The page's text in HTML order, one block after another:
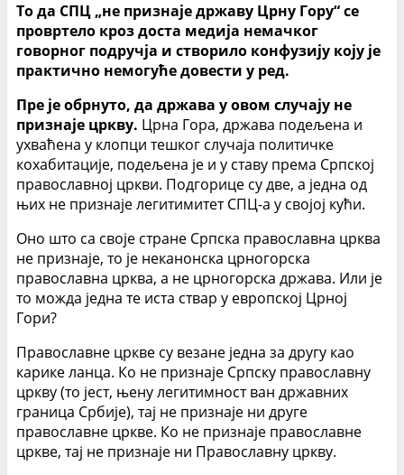
То да СПЦ „не признаје државу Црну Гору“ се
провртело кроз доста медија немачког
говорног подручја и створило конфузију коју је
практично немогуће довести у ред.
Пре је обрнуто, да држава у овом случају не
признаје цркву. Црна Гора, држава подељена и
ухваћена у клопци тешког случаја политичке
кохабитације, подељена је и у ставу према Српској
православној цркви. Подгорице су две, а једна од
њих не признаје легитимитет СПЦ-а у својој кући.
Оно што са своје стране Српска православна црква
не признаје, то је неканонска црногорска
православна црква, а не црногорска држава. Или је
то можда једна те иста ствар у европској Црној
Гори?
Православне цркве су везане једна за другу као
карике ланца. Ко не признаје Српску православну
цркву (то јест, њену легитимност ван државних
граница Србије), тај не признаје ни друге
православне цркве. Ко не признаје православне
цркве, тај не признаје ни Православну цркву.